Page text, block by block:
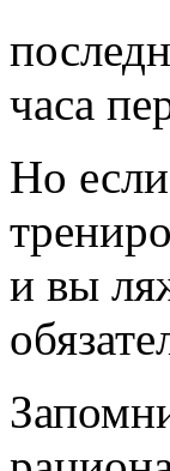
часа
Но
и вы